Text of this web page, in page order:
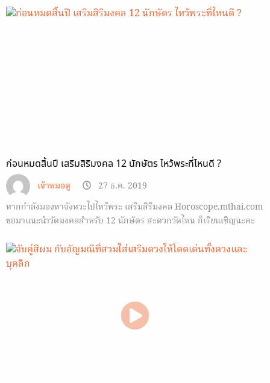
ก่อนหมดสิ้นปี เสริมสิริมงคล 12 นักษัตร ไหว้พระที่ไหนดี ?
เจ้าหมอดู
27 ธ.ค. 2019
หากกำลังมองหาจังหวะไปไหว้พระ เสริมสิริมงคล Horoscope.mthai.com
ขอมาแนะนำวัดมงคลสำหรับ 12 นักษัตร สะดวกวัดไหน ก็เรียนเชิญนะคะ